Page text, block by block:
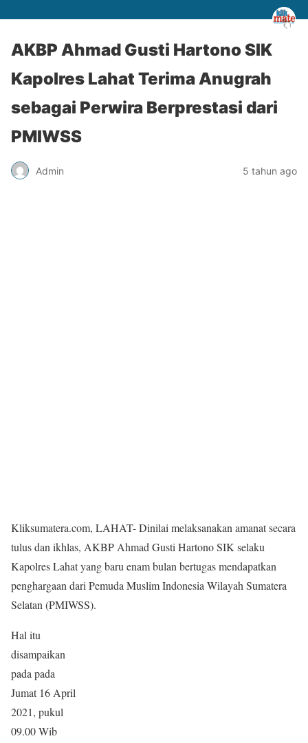
AKBP Ahmad Gusti Hartono SIK
Kapolres Lahat Terima Anugrah
sebagai Perwira Berprestasi dari
PMIWSS
Admin 5 tahun ago
Kliksumatera.com, LAHAT- Dinilai melaksanakan amanat secara
tulus dan ikhlas, AKBP Ahmad Gusti Hartono SIK selaku
Kapolres Lahat yang baru enam bulan bertugas mendapatkan
penghargaan dari Pemuda Muslim Indonesia Wilayah Sumatera
Selatan (PMIWSS).
Hal itu
disampaikan
pada pada
Jumat 16 April
2021, pukul
09.00 Wib